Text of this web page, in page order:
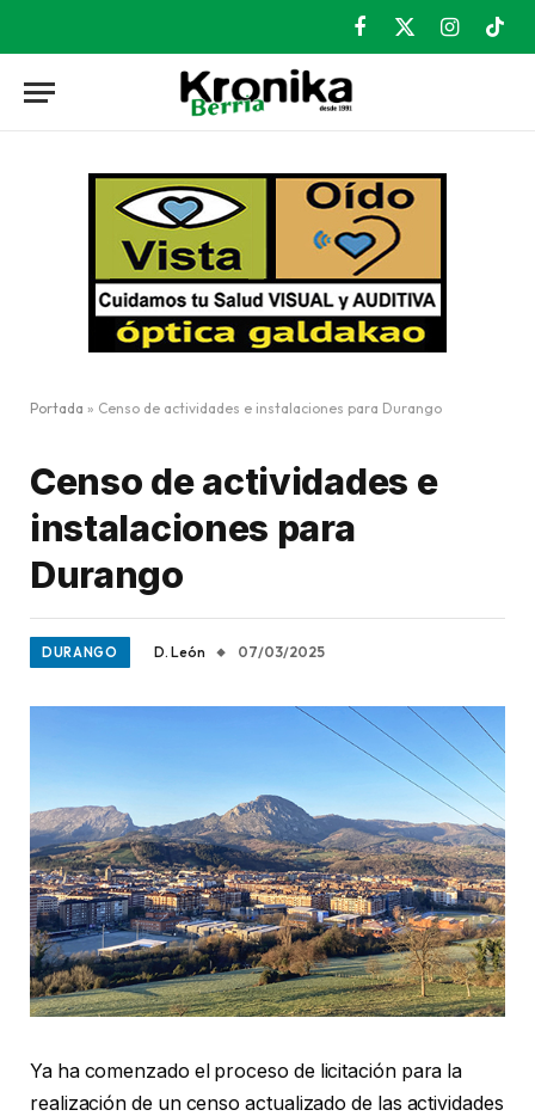
Facebook
X
Instagram
Portada » Censo de actividades e instalaciones para Durango
Censo de actividades e
instalaciones para
Durango
DURANGO D. León 07/03/2025
Ya ha comenzado el proceso de licitación para la
realización de un censo actualizado de las actividades